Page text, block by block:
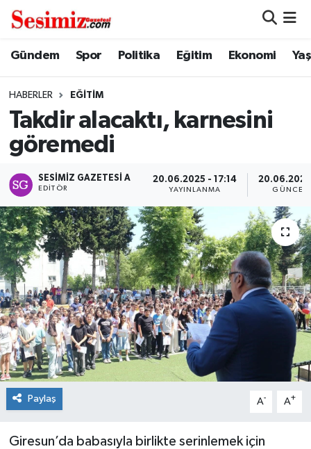
Gündem Spor Politika Eğitim Ekonomi
HABERLER EĞITIM
Takdir alacaktı, karnesini
göremedi
SESIMIZ GAZETESI A
EDITÖR
20.06.2025 - 17:14
YAYINLANMA
20.06.2025
Paylaş A- A+
Giresun’da babasıyla birlikte serinlemek için
Dünya
Ekonomi
Gündem
Magazin
Politika
Sağlık
Spor
Teknoloji
Tokat Haberleri
Yaşam
Nöbetçi Eczaneler
Hava Durumu
Namaz Vakitleri
Süper Lig Puan Durumu ve Fikstür
Tüm Manşetler
Son Dakika Haberleri
Haber Arşivi